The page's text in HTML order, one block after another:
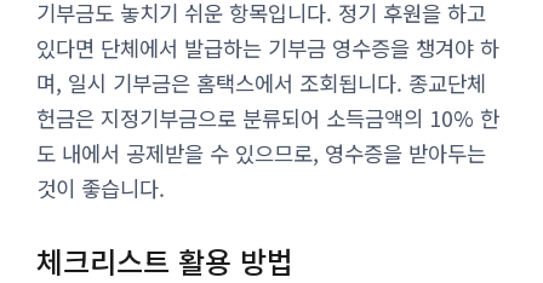
기부금도 놓치기 쉬운 항목입니다. 정기 후원을 하고
있다면 단체에서 발급하는 기부금 영수증을 챙겨야 하
며, 일시 기부금은 홈택스에서 조회됩니다. 종교단체
헌금은 지정기부금으로 분류되어 소득금액의 10% 한
도 내에서 공제받을 수 있으므로, 영수증을 받아두는
것이 좋습니다.
체크리스트 활용 방법